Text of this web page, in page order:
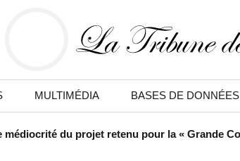
MULTIMÉDIA BASES DE DONNÉES
médiocrité du projet retenu pour la « Grande